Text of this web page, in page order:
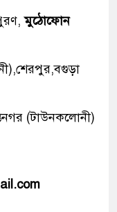
মুঠোফোন
(টাউনকলোনী)